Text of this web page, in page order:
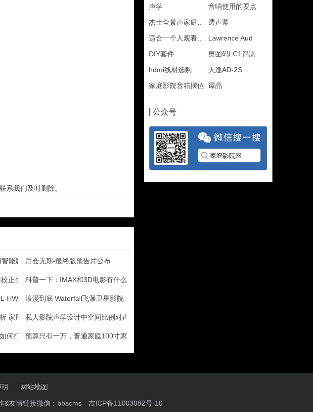
系我们及时删除。
能影音体验馆
后会无期-最终版预告片公布
正手册(原创翻译)四
科普一下：IMAX和3D电影有什么区别
HW40ES点评
浪漫到底 Waterfall飞瀑卫星影院
家用DolbyAtmos
私人影院声学设计中空间比例对声音的影响
何打造？预算只有一万，普通家庭100寸家庭影院配置方案
声学
音响使用的要点
透声幕
Lawrence Aud
DIY套件
奥图码LC1评测
hdmi线材选购
天逸AD-2S
家庭影院音箱摆位 谭晶
公众号
网站地图
&友情链接微信：bbscms 吉ICP备11003082号-10